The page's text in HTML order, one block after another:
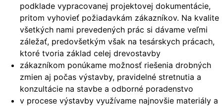
podklade vypracovanej projektovej dokumentácie,
pritom vyhovieť požiadavkám zákazníkov. Na kvalite
všetkých nami prevedených prác si dávame veľmi
záležať, predovšetkým však na tesárskych prácach,
ktoré tvoria základ celej drevostavby
zákazníkom ponúkame možnosť riešenia drobných
zmien aj počas výstavby, pravidelné stretnutia a
konzultácie na stavbe a odborné poradenstvo
v procese výstavby využívame najnovšie materiály a